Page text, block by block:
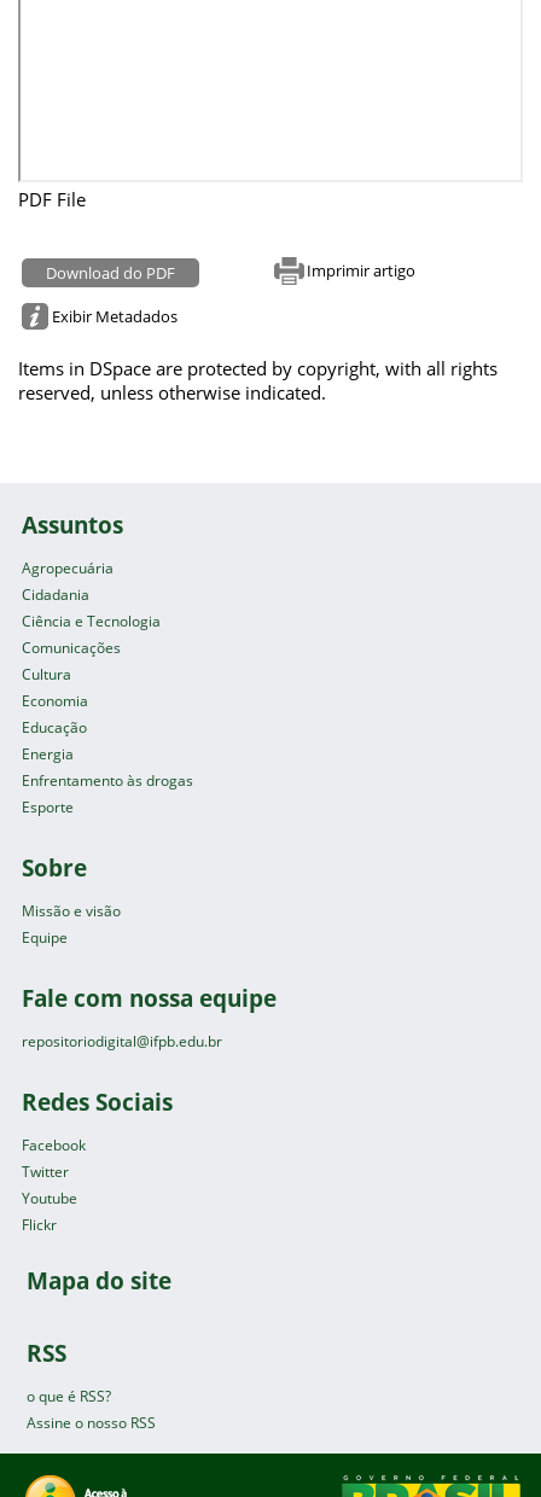
PDF File
Download do PDF Imprimir artigo
Exibir Metadados
Items in DSpace are protected by copyright, with all rights
reserved, unless otherwise indicated.
Assuntos
Agropecuária
Cidadania
Ciência e Tecnologia
Comunicações
Cultura
Economia
Educação
Energia
Enfrentamento às drogas
Esporte
Sobre
Missão e visão
Equipe
Fale com nossa equipe
repositoriodigital@ifpb.edu.br
Redes Sociais
Facebook
Twitter
Youtube
Flickr
Mapa do site
RSS
o que é RSS?
Assine o nosso RSS